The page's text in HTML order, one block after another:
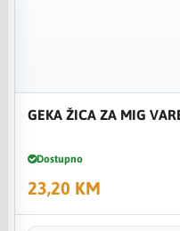
GEKA ŽICA ZA MIG
Dostupno
23,20 KM